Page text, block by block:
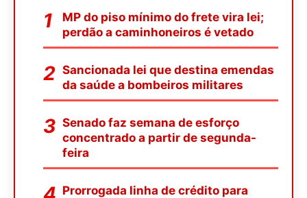
MP do piso mínimo do frete vira lei;
perdão a caminhoneiros é vetado
Sancionada lei que destina emendas
da saúde a bombeiros militares
Senado faz semana de esforço
concentrado a partir de segunda-
feira
Prorrogada linha de crédito para